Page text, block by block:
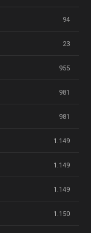
94
23
955
981
981
1.149
1.149
1.149
1.150